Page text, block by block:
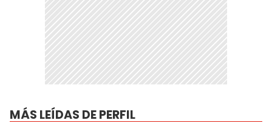
MÁS LEÍDAS DE PERFIL